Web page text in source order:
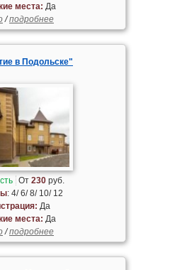
места: Да
/подробнее
в Подольске"
От230 руб.
: 4/ 6/ 8/ 10/ 12
Да
места: Да
/подробнее